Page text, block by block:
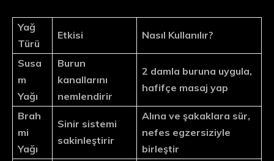
Yağ
Türü
Etkisi Nasıl Kullanılır?
Susa
m
Yağı
Burun
kanallarını
nemlendirir
2 damla buruna uygula,
hafifçe masaj yap
Brah
mi
Yağı
Sinir sistemi
sakinleştirir
Alına ve şakaklara sür,
nefes egzersiziyle
birleştir